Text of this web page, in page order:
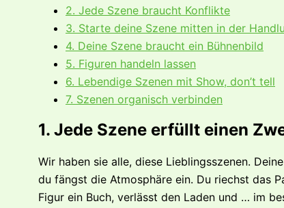
2. Jede Szene braucht Konflikte
3. Starte deine Szene mitten in der
4. Deine Szene braucht ein Bühnenbild
5. Figuren handeln lassen
6. Lebendige Szenen mit Show, don’t tell
7. Szenen organisch verbinden
1. Jede Szene erfüllt einen
Wir haben sie alle, diese Lieblingsszenen.
du fängst die Atmosphäre ein. Du riechst das
Figur ein Buch, verlässt den Laden und … im